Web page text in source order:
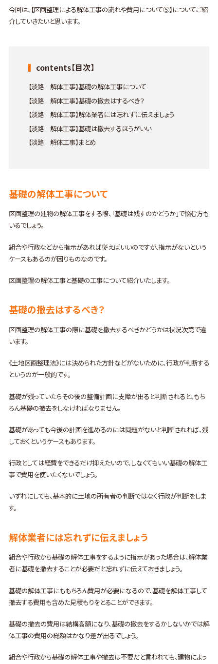
今回は、【区画整理による解体工事の流れや費用について⑤】についてご紹
介していきたいと思います。
contents【目次】
【淡路 解体工事】基礎の解体工事について
【淡路 解体工事】基礎の撤去はするべき？
【淡路 解体工事】解体業者には忘れずに伝えましょう
【淡路 解体工事】基礎は撤去するほうがいい
【淡路 解体工事】まとめ
基礎の解体工事について
区画整理の建物の解体工事をする際、「基礎は残すのかどうか」で悩む方も
いるでしょう。
組合や行政などから指示があれば従えばいいのですが、指示がないという
ケースもあるのが困りものなのです。
区画整理の解体工事と基礎の工事について紹介いたします。
基礎の撤去はするべき？
区画整理の解体工事の際に基礎を撤去するべきかどうかは状況次第で違
います。
《土地区画整理法》には決められた方針などがないために、行政が判断する
というのが一般的です。
基礎が残っていたらその後の整備計画に支障が出ると判断されると、もち
ろん基礎の撤去をしなければなりません。
基礎があっても今後の計画を進めるのには問題がないと判断されれば、残
しておくというケースもあります。
行政としては経費をできるだけ抑えたいので、しなくてもいい基礎の解体工
事で費用を使いたくないでしょう。
いずれにしても、基本的に土地の所有者の判断ではなく行政が判断をしま
す。
解体業者には忘れずに伝えましょう
組合や行政から基礎の解体工事をするように指示があった場合は、解体業
者に基礎を撤去することが必要だと忘れずに伝えておきましょう。
基礎の解体工事にももちろん費用が必要になるので、基礎を解体工事して
撤去する費用も含めた見積もりをとることができます。
基礎の撤去の費用は結構高額になり、基礎の撤去をするかしないかでは解
体工事の費用の総額はかなり差が出るでしょう。
組合や行政から基礎の解体工事や撤去は不要だと言われても、建物によっ